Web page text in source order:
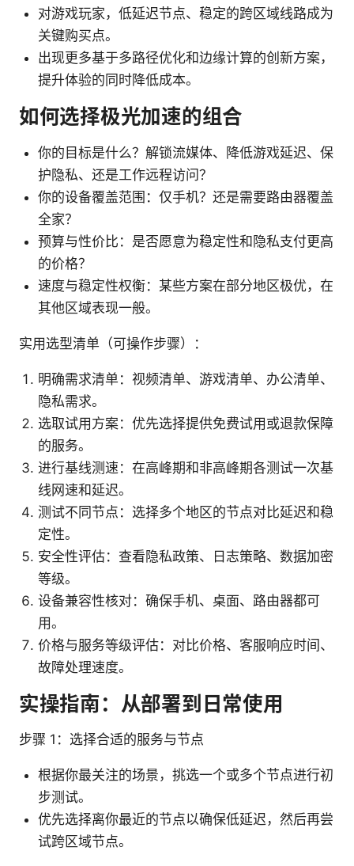
对游戏玩家，低延迟节点、稳定的跨区域线路成为
关键购买点。
出现更多基于多路径优化和边缘计算的创新方案，
提升体验的同时降低成本。
如何选择极光加速的组合
你的目标是什么？解锁流媒体、降低游戏延迟、保
护隐私、还是工作远程访问？
你的设备覆盖范围：仅手机？还是需要路由器覆盖
全家？
预算与性价比：是否愿意为稳定性和隐私支付更高
的价格？
速度与稳定性权衡：某些方案在部分地区极优，在
其他区域表现一般。
实用选型清单（可操作步骤）：
明确需求清单：视频清单、游戏清单、办公清单、
隐私需求。
选取试用方案：优先选择提供免费试用或退款保障
的服务。
进行基线测速：在高峰期和非高峰期各测试一次基
线网速和延迟。
测试不同节点：选择多个地区的节点对比延迟和稳
定性。
安全性评估：查看隐私政策、日志策略、数据加密
等级。
设备兼容性核对：确保手机、桌面、路由器都可
用。
价格与服务等级评估：对比价格、客服响应时间、
故障处理速度。
实操指南：从部署到日常使用
步骤 1：选择合适的服务与节点
根据你最关注的场景，挑选一个或多个节点进行初
步测试。
优先选择离你最近的节点以确保低延迟，然后再尝
试跨区域节点。